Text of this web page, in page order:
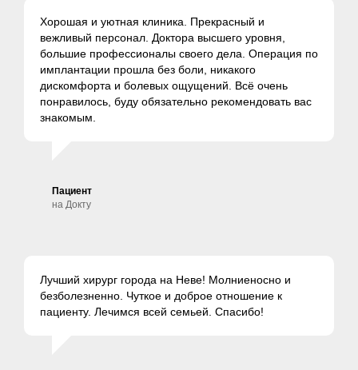
Хорошая и уютная клиника. Прекрасный и
вежливый персонал. Доктора высшего уровня,
большие профессионалы своего дела. Операция по
имплантации прошла без боли, никакого
дискомфорта и болевых ощущений. Всё очень
понравилось, буду обязательно рекомендовать вас
знакомым.
Пациент
на Докту
Лучший хирург города на Неве! Молниеносно и
безболезненно. Чуткое и доброе отношение к
пациенту. Лечимся всей семьей. Спасибо!